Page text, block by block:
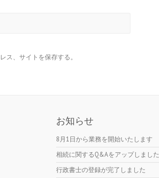
ス、サイトを保存する。
お知らせ
8月1日から業務を開始いたします
相続に関するQ&Aをアップしました
行政書士の登録が完了しました